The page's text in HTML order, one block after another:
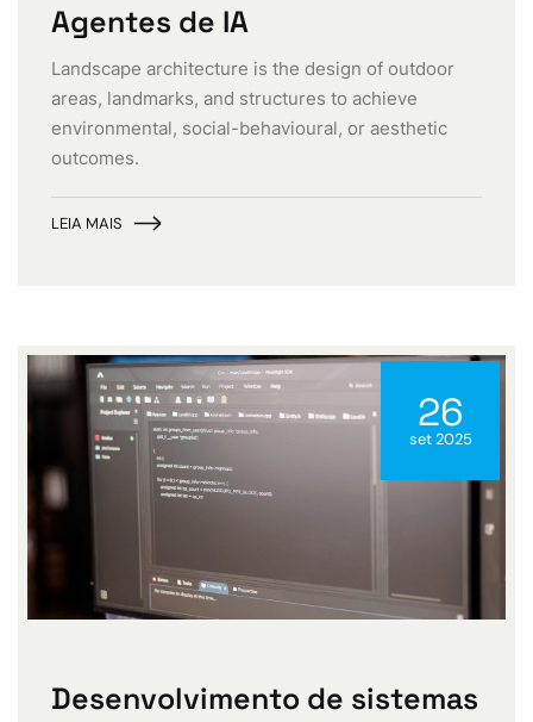
Agentes de IA
Landscape architecture is the design of outdoor
areas, landmarks, and structures to achieve
environmental, social-behavioural, or aesthetic
outcomes.
LEIA MAIS
26
set 2025
Desenvolvimento de sistemas